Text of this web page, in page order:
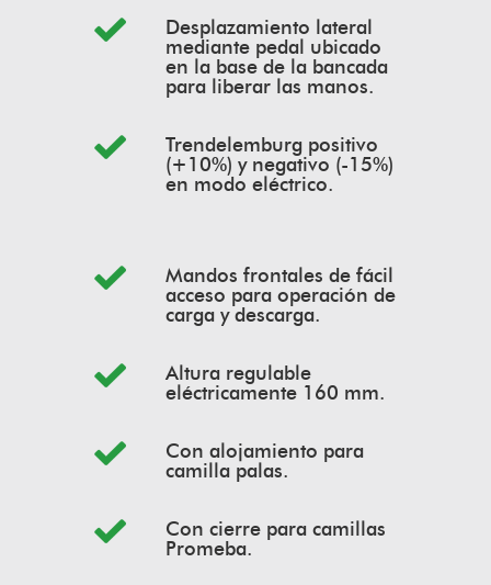
Desplazamiento lateral
mediante pedal ubicado
en la base de la bancada
para liberar las manos.
Trendelemburg positivo
(+10%) y negativo (-15%)
en modo eléctrico.
Mandos frontales de fácil
acceso para operación de
carga y descarga.
Altura regulable
eléctricamente 160 mm.
Con alojamiento para
camilla palas.
Con cierre para camillas
Promeba.